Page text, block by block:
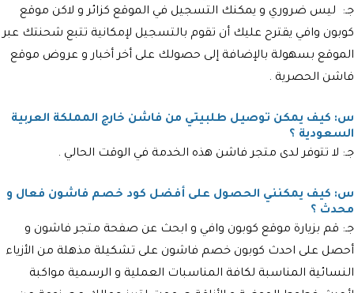
جـ: ليس ضروري و يمكنك التسجيل في الموقع كزائر و لاكن موقع
كوبون وافي يقترح عليك أن تقوم بالتسجيل لإمكانية تتبع شحنتك عبر
الموقع بسهولة بالإضافة إلى حصولك على أخر أخبار و عروض موقع
فاشن الحصرية .
س: كيف يمكن توصيل طلبيتي من فاشن خارج المملكة العربية
السعودية ؟
جـ: لا تتوفر لدى متجر فاشن هذه الخدمة في الوقت الحالي .
س: كيف يمكنني الحصول على أفضل كود خصم فاشون فعال و
محدث ؟
جـ: قم بزيارة موقع كوبون وافي و ابحث عن صفحة متجر فاشون و
أحصل على احدث كوبون خصم فاشون على تشكيلة مذهلة من الأزياء
النسائية المناسبة لكافة المناسبات العملية و الرسمية مواكبة